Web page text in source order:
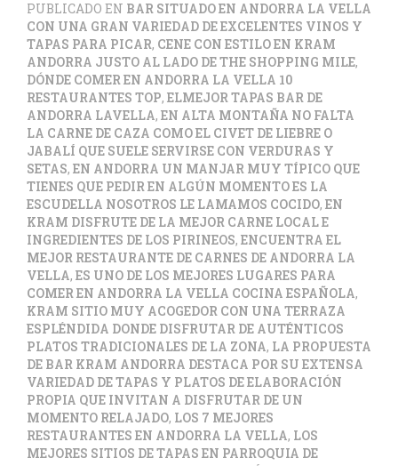
PUBLICADO EN BAR SITUADO EN ANDORRA LA VELLA
CON UNA GRAN VARIEDAD DE EXCELENTES VINOS Y
TAPAS PARA PICAR, CENE CON ESTILO EN KRAM
ANDORRA JUSTO AL LADO DE THE SHOPPING MILE,
DÓNDE COMER EN ANDORRA LA VELLA 10
RESTAURANTES TOP, ELMEJOR TAPAS BAR DE
ANDORRA LAVELLA, EN ALTA MONTAÑA NO FALTA
LA CARNE DE CAZA COMO EL CIVET DE LIEBRE O
JABALÍ QUE SUELE SERVIRSE CON VERDURAS Y
SETAS, EN ANDORRA UN MANJAR MUY TÍPICO QUE
TIENES QUE PEDIR EN ALGÚN MOMENTO ES LA
ESCUDELLA NOSOTROS LE LAMAMOS COCIDO, EN
KRAM DISFRUTE DE LA MEJOR CARNE LOCAL E
INGREDIENTES DE LOS PIRINEOS, ENCUENTRA EL
MEJOR RESTAURANTE DE CARNES DE ANDORRA LA
VELLA, ES UNO DE LOS MEJORES LUGARES PARA
COMER EN ANDORRA LA VELLA COCINA ESPAÑOLA,
KRAM SITIO MUY ACOGEDOR CON UNA TERRAZA
ESPLÉNDIDA DONDE DISFRUTAR DE AUTÉNTICOS
PLATOS TRADICIONALES DE LA ZONA, LA PROPUESTA
DE BAR KRAM ANDORRA DESTACA POR SU EXTENSA
VARIEDAD DE TAPAS Y PLATOS DE ELABORACIÓN
PROPIA QUE INVITAN A DISFRUTAR DE UN
MOMENTO RELAJADO, LOS 7 MEJORES
RESTAURANTES EN ANDORRA LA VELLA, LOS
MEJORES SITIOS DE TAPAS EN PARROQUIA DE